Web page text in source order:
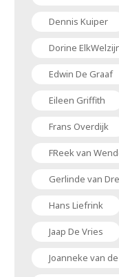
Dennis Kuiper
Dorine
Edwin De Graaf
Eileen Griffith
Frans Overdijk
FReek van
Gerlinde van
Hans Liefrink
Jaap De Vries
Joanneke van